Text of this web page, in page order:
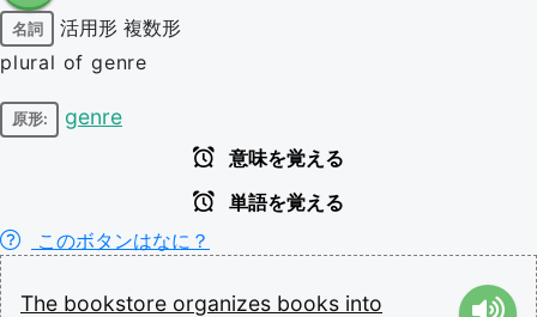
名詞 活用形 複数形
plural of genre
原形: genre
意味を覚える
単語を覚える
このボタンはなに？
The bookstore organizes books into